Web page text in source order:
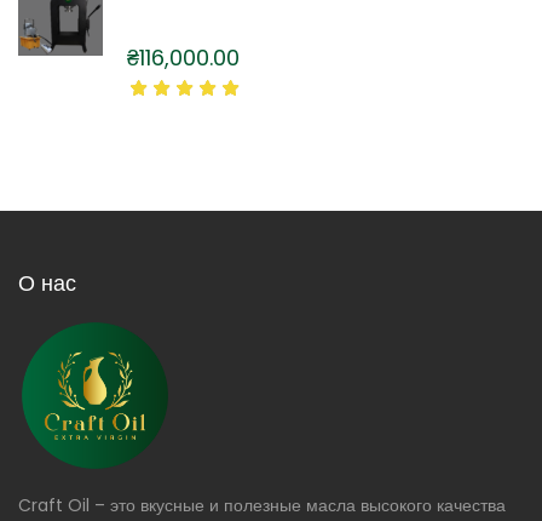
₴116,000.00
О нас
Craft Oil – это вкусные и полезные масла высокого качества